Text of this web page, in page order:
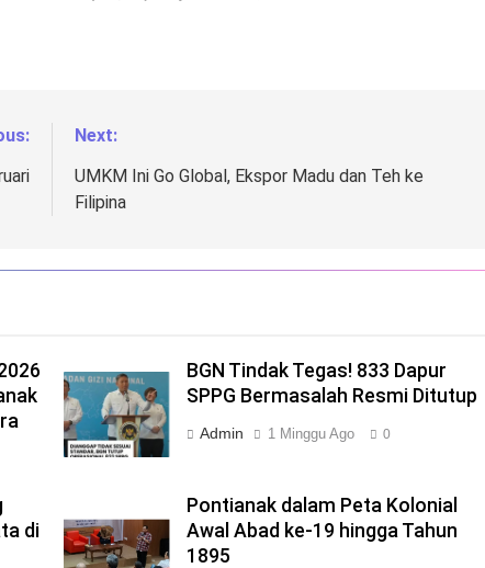
Next:
UMKM Ini Go Global, Ekspor Madu dan Teh ke
Filipina
BGN Tindak Tegas! 833 Dapur
SPPG Bermasalah Resmi Ditutup
Admin 1 Minggu Ago 0
di
Pontianak dalam Peta Kolonial
Awal Abad ke-19 hingga Tahun
1895